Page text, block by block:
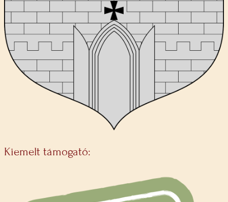
Kiemelt támogató: